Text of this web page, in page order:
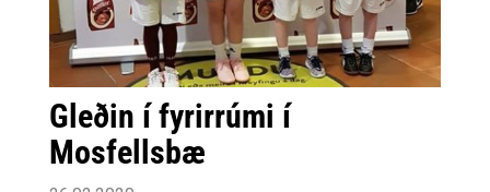
4 ( um 2-4 ára börn) Klukkan 18:00 námskeið
5 (um 4-6 ára börn) Klukkan 18:45 námskeið
5 (um 4-6 ára börn)Laugardaga Klukkan 9:15
námskeið 2 (um 7-14 mánaða) Klukkan 10:00
námskeið 5 (um 4-6 ára) Klukkan 10:45
byrjendahópur (frá um 2 mánaða) Klukkan
Gleðin í fyrirrúmi í
Mosfellsbæ